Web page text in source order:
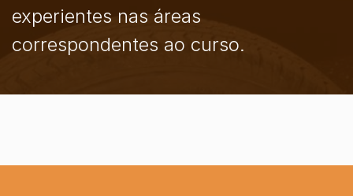
experientes nas áreas
correspondentes ao curso.